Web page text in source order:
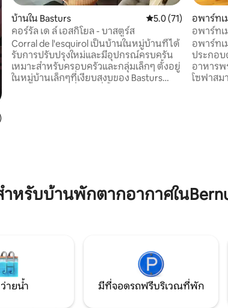
จาก 5, 139 รีวิว
บ้านใน Basturs คะแนนเฉลี่ย 5.0 จาก
5.0 (71)
คอร์รัล เด ล์ เอสกิโยล - บาสตูร์ส
Corral de l'esquirol เป็นบ้านในหมู่บ้านที่ได้
รับการปรับปรุงใหม่และมีอุปกรณ์ครบครัน
เหมาะสำหรับครอบครัวและกลุ่มเล็กๆ ตั้งอยู่
ในหมู่บ้านเล็กๆที่เงียบสงบของ Basturs
อพาร์ทเ
อพาร์ท
(ปอร์ตา
อพาร์ท
ประกอ
อาหารพ
โซฟาสม
หรับบ้านพักตากอากาศใน
ายน้ำ มีที่จอดรถฟรีบริเวณที่พัก